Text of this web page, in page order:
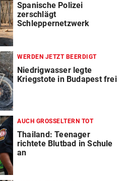
Spanische Polizei
zerschlägt
Schleppernetzwerk
WERDEN JETZT BEERDIGT
Niedrigwasser legte
Kriegstote in Budapest frei
AUCH GROSSELTERN TOT
Thailand: Teenager
richtete Blutbad in Schule
an